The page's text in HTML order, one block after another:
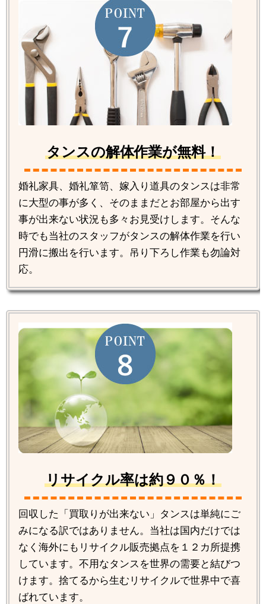
タンスの解体作業が無料！
婚礼家具、婚礼箪笥、嫁入り道具のタンスは非常
に大型の事が多く、そのままだとお部屋から出す
事が出来ない状況も多々お見受けします。そんな
時でも当社のスタッフがタンスの解体作業を行い
円滑に搬出を行います。吊り下ろし作業も勿論対
応。
リサイクル率は約９０％！
回収した「買取りが出来ない」タンスは単純にご
みになる訳ではありません。当社は国内だけでは
なく海外にもリサイクル販売拠点を１２カ所提携
しています。不用なタンスを世界の需要と結びつ
けます。捨てるから生むリサイクルで世界中で喜
ばれています。